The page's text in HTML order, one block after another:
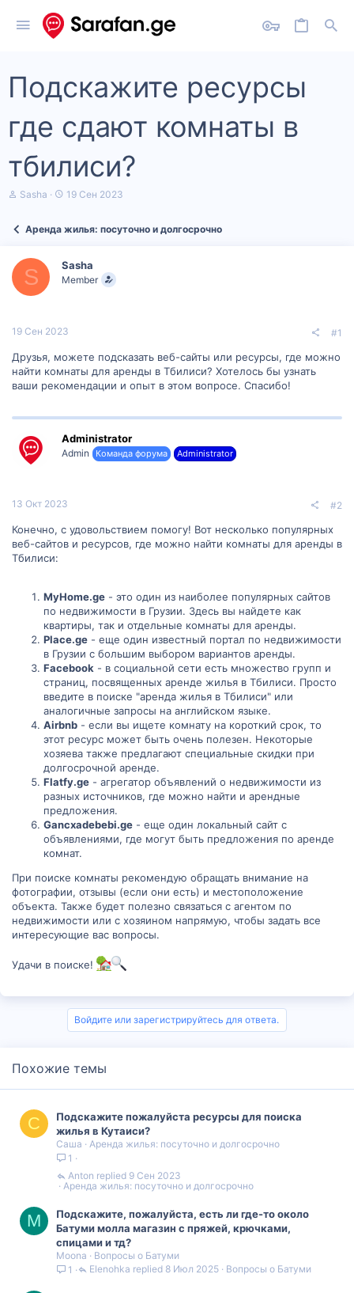
Подскажите ресурсы
где сдают комнаты в
тбилиси?
А
т
м
ы
Sasha
Д
а
ч
а
19 Сен 2023
Аренда жилья: посуточно и долгосрочно
S Sasha
Member
19 Сен 2023 #1
Друзья, можете подсказать веб-сайты или ресурсы, где можно
найти комнаты для аренды в Тбилиси? Хотелось бы узнать
ваши рекомендации и опыт в этом вопросе. Спасибо!
Administrator
Admin Команда форума Administrator
13 Окт 2023 #2
Конечно, с удовольствием помогу! Вот несколько популярных
веб-сайтов и ресурсов, где можно найти комнаты для аренды в
Тбилиси:
MyHome.ge - это один из наиболее популярных сайтов
по недвижимости в Грузии. Здесь вы найдете как
квартиры, так и отдельные комнаты для аренды.
Place.ge - еще один известный портал по недвижимости
в Грузии с большим выбором вариантов аренды.
Facebook - в социальной сети есть множество групп и
страниц, посвященных аренде жилья в Тбилиси. Просто
введите в поиске "аренда жилья в Тбилиси" или
аналогичные запросы на английском языке.
Airbnb - если вы ищете комнату на короткий срок, то
этот ресурс может быть очень полезен. Некоторые
хозяева также предлагают специальные скидки при
долгосрочной аренде.
Flatfy.ge - агрегатор объявлений о недвижимости из
разных источников, где можно найти и арендные
предложения.
Gancxadebebi.ge - еще один локальный сайт с
объявлениями, где могут быть предложения по аренде
комнат.
При поиске комнаты рекомендую обращать внимание на
фотографии, отзывы (если они есть) и местоположение
объекта. Также будет полезно связаться с агентом по
недвижимости или с хозяином напрямую, чтобы задать все
интересующие вас вопросы.
Удачи в поиске!
Войдите или зарегистрируйтесь для ответа.
Похожие темы
С
Подскажите пожалуйста ресурсы для поиска
жилья в Кутаиси?
Саша
Аренда жилья: посуточно и долгосрочно
1
Аренда жилья: посуточно и долгосрочно
9 Сен 2023
Anton
M
Подскажите, пожалуйста, есть ли где-то около
Батуми молла магазин с пряжей, крючками,
спицами и тд?
Moona
Вопросы о Батуми
1
Вопросы о Батуми
8 Июл 2025
Elenohka